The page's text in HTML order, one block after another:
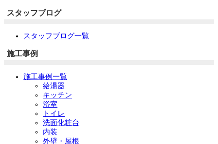
スタッフブログ
スタッフブログ一覧
施工事例
施工事例一覧
給湯器
キッチン
浴室
トイレ
洗面化粧台
内装
外壁・屋根